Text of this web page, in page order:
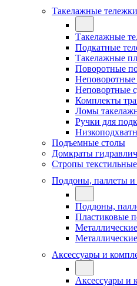
Такелажные
Такелажные
Подкатные
Такелажные
Поворотные
Неповортные
Комплекты
Ломы
Ручки для
Подъемные столы
Домкраты
Стропы
Поддоны, паллеты и
Поддоны,
Пластиковые
Аксессуары и
Аксессуары и